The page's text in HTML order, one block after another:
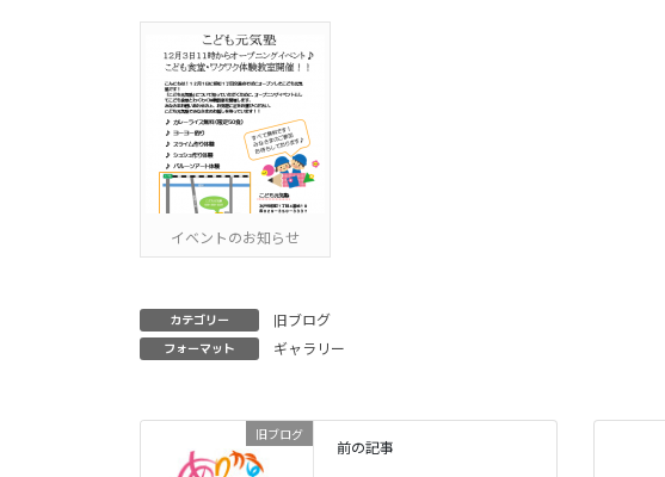
イベントのお知らせ
カテゴリー 旧ブログ
フォーマット ギャラリー
旧ブログ
前の記事